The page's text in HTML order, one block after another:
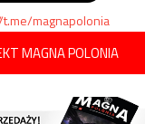
magnapolonia
MAGNA POLONIA